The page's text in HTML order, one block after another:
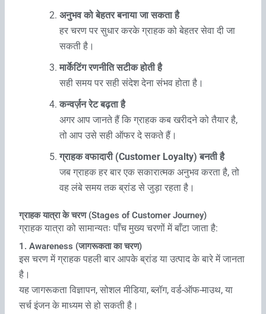
अनुभव को बेहतर बनाया जा सकता है
हर चरण पर सुधार करके ग्राहक को बेहतर सेवा दी जा
सकती है।
मार्केटिंग रणनीति सटीक होती है
सही समय पर सही संदेश देना संभव होता है।
कन्वर्ज़न रेट बढ़ता है
अगर आप जानते हैं कि ग्राहक कब खरीदने को तैयार है,
तो आप उसे सही ऑफर दे सकते हैं।
ग्राहक वफादारी (Customer Loyalty) बनती है
जब ग्राहक हर बार एक सकारात्मक अनुभव करता है, तो
वह लंबे समय तक ब्रांड से जुड़ा रहता है।
ग्राहक यात्रा के चरण (Stages of Customer Journey)
ग्राहक यात्रा को सामान्यतः पाँच मुख्य चरणों में बाँटा जाता है:
1. Awareness (जागरूकता का चरण)
इस चरण में ग्राहक पहली बार आपके ब्रांड या उत्पाद के बारे में जानता
है।
यह जागरूकता विज्ञापन, सोशल मीडिया, ब्लॉग, वर्ड-ऑफ-माउथ, या
सर्च इंजन के माध्यम से हो सकती है।